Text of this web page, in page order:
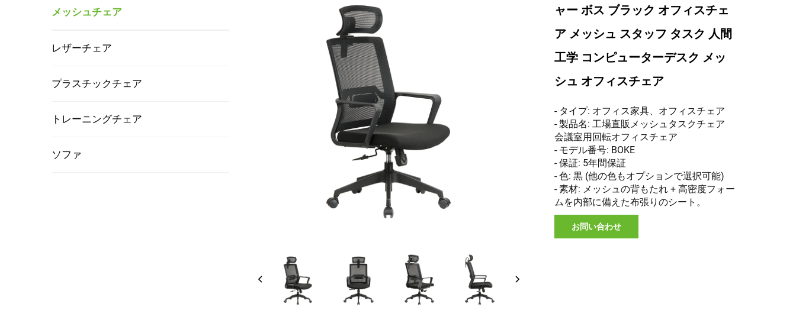
メッシュチェア
レザーチェア
プラスチックチェア
トレーニングチェア
ソファ
ャー ボス ブラック オフィスチェ
ア メッシュ スタッフ タスク 人間
工学 コンピューターデスク メッ
シュ オフィスチェア
- タイプ: オフィス家具、オフィスチェア
- 製品名: 工場直販メッシュタスクチェア
会議室用回転オフィスチェア
- モデル番号: BOKE
- 保証: 5年間保証
- 色: 黒 (他の色もオプションで選択可能)
- 素材: メッシュの背もたれ + 高密度フォー
ムを内部に備えた布張りのシート。
お問い合わせ